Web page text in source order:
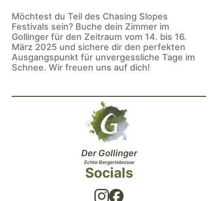
Möchtest du Teil des Chasing Slopes
Festivals sein? Buche dein Zimmer im
Gollinger für den Zeitraum vom 14. bis 16.
März 2025 und sichere dir den perfekten
Ausgangspunkt für unvergessliche Tage im
Schnee. Wir freuen uns auf dich!
Socials
Der Gollinger
Echte Bergerlebnisse